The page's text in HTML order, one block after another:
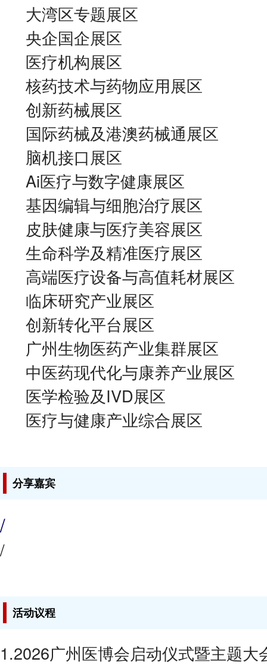
大湾区专题展区
央企国企展区
医疗机构展区
核药技术与药物应用展区
创新药械展区
国际药械及港澳药械通展区
脑机接口展区
Ai医疗与数字健康展区
基因编辑与细胞治疗展区
皮肤健康与医疗美容展区
生命科学及精准医疗展区
高端医疗设备与高值耗材展区
临床研究产业展区
创新转化平台展区
广州生物医药产业集群展区
中医药现代化与康养产业展区
医学检验及IVD展区
医疗与健康产业综合展区
分享嘉宾
/
/
活动议程
1.2026广州医博会启动仪式暨主题大